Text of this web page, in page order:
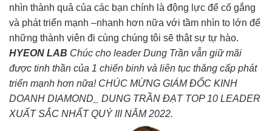
nhìn thành quả của các bạn chính là động lực để cố gắng
và phát triển mạnh –nhanh hơn nữa với tầm nhìn to lớn để
những thành viên đi cùng chúng tôi sẽ thật sự tự hào.
HYEON LAB Chúc cho leader Dung Trần vẫn giữ mãi
được tinh thần của 1 chiến binh và liên tục thăng cấp phát
triển mạnh hơn nữa! CHÚC MỪNG GIÁM ĐỐC KINH
DOANH DIAMOND_ DUNG TRẦN ĐẠT TOP 10 LEADER
XUẤT SẮC NHẤT QUÝ III NĂM 2022.